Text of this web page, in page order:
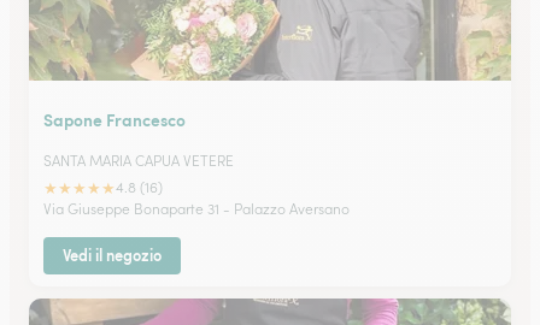
Sapone Francesco
SANTA MARIA CAPUA VETERE
★★★★★4.8 (16)
Via Giuseppe Bonaparte 31 - Palazzo Aversano
Vedi il negozio